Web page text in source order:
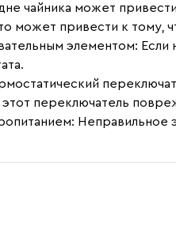
чайника может
может привести к тому,
элементом: Если
переключатель
: Неправильное